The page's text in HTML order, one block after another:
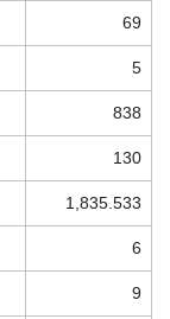
69
5
838
130
1,835.533
6
9